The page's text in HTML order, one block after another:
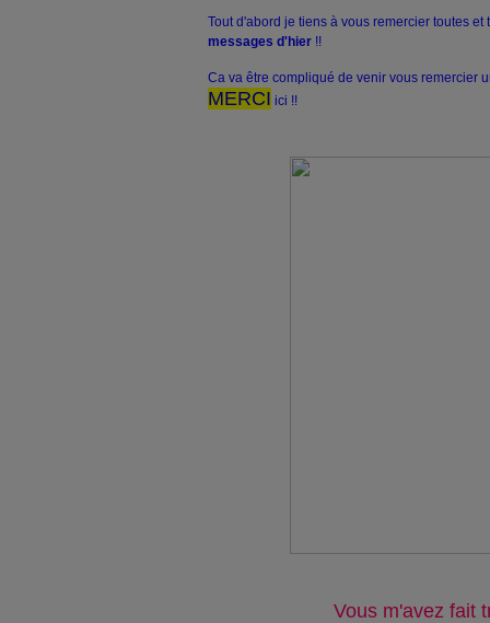
Tout d'abord je tiens à vous remercier toutes
messages d'hier !!
Ca va être compliqué de venir vous remercier
MERCI ici !!
Vous m'avez fait